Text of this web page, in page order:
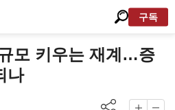
구독
모 키우는 재계…증
나